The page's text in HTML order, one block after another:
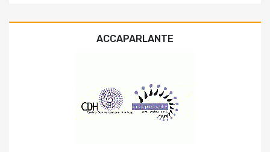
ACCAPARLANTE